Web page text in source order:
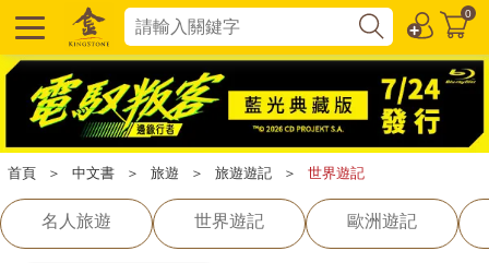
0
首頁 ＞ 中文書 ＞ 旅遊 ＞ 旅遊遊記 ＞ 世界遊記
名人旅遊 世界遊記 歐洲遊記